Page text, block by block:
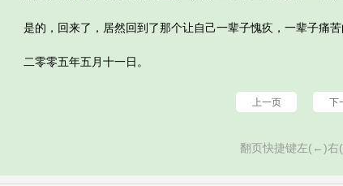
是的，回来了，居然回到了那个让自己一辈子愧疚，一辈子痛苦
二零零五年五月十一日。
上一页 下
翻页快捷键左(←)